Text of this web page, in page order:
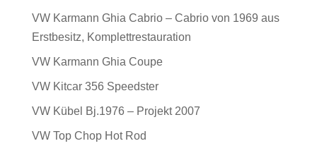
VW Karmann Ghia Cabrio – Cabrio von 1969 aus
Erstbesitz, Komplettrestauration
VW Karmann Ghia Coupe
VW Kitcar 356 Speedster
VW Kübel Bj.1976 – Projekt 2007
VW Top Chop Hot Rod